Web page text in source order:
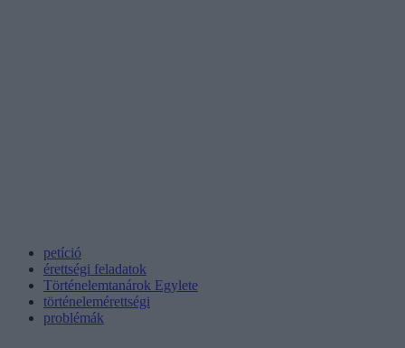
petíció
érettségi feladatok
Történelemtanárok Egylete
történelemérettségi
problémák